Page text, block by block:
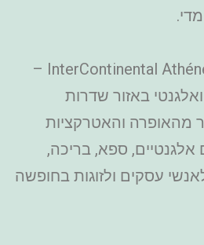
InterContinental Athénée Palace Bucharest –
ואלגנטי באזור שדרות
מהאופרה והאטרקציות
אלגנטיים, ספא, בריכה,
עסקים ולזוגות בחופשה